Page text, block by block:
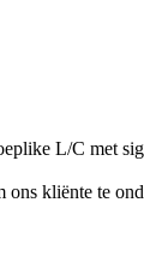
L/C met
kliënte te